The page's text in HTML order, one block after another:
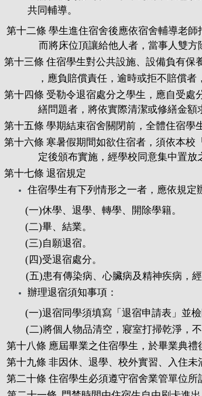
共同輔導。
第十二條 學生進住宿舍後應依宿舍輔導老
而將床位頂讓給他人者，當事人雙方
第十三條 住宿學生對公共設施、設備負有
，應負賠償責任，逾時或拒不賠償者
第十四條 受勒令退宿處分之學生，應自受
繕問題者，將依實際清潔或修繕金額
第十五條 學期結束宿舍關閉前，全體住宿學
第十六條 寒暑假期間如欲住宿者，須依本
定後頒布實施，經學校同意集中置放
第十七條 退宿規定
住宿學生有下列情形之一者，應依規定
(一)休學、退學、轉學、開除學籍。
(二)畢、結業。
(三)自願退宿。
(四)受退宿處分。
(五)患有傳染病、心臟病及精神疾病，經
辦理退宿須知事項：
(一)退宿同學須填寫「退宿申請表」並檢
(二)將個人物品清空，寢室打掃乾淨，不
第十八條 應屆畢業之住宿學生，於畢業典
第十九條 非因休、退學、校外實習、入住
第二十條 住宿學生必須遵守宿舍業管單位